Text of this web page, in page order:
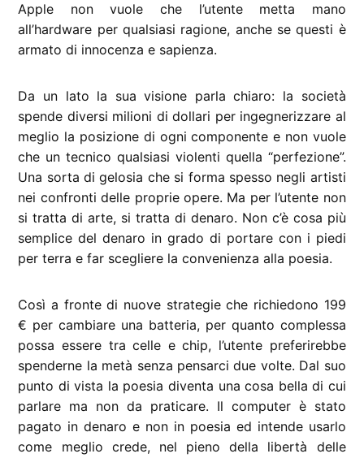
Apple non vuole che l’utente metta mano
all’hardware per qualsiasi ragione, anche se questi è
armato di innocenza e sapienza.
Da un lato la sua visione parla chiaro: la società
spende diversi milioni di dollari per ingegnerizzare al
meglio la posizione di ogni componente e non vuole
che un tecnico qualsiasi violenti quella “perfezione”.
Una sorta di gelosia che si forma spesso negli artisti
nei confronti delle proprie opere. Ma per l’utente non
si tratta di arte, si tratta di denaro. Non c’è cosa più
semplice del denaro in grado di portare con i piedi
per terra e far scegliere la convenienza alla poesia.
Così a fronte di nuove strategie che richiedono 199
€ per cambiare una batteria, per quanto complessa
possa essere tra celle e chip, l’utente preferirebbe
spenderne la metà senza pensarci due volte. Dal suo
punto di vista la poesia diventa una cosa bella di cui
parlare ma non da praticare. Il computer è stato
pagato in denaro e non in poesia ed intende usarlo
come meglio crede, nel pieno della libertà delle